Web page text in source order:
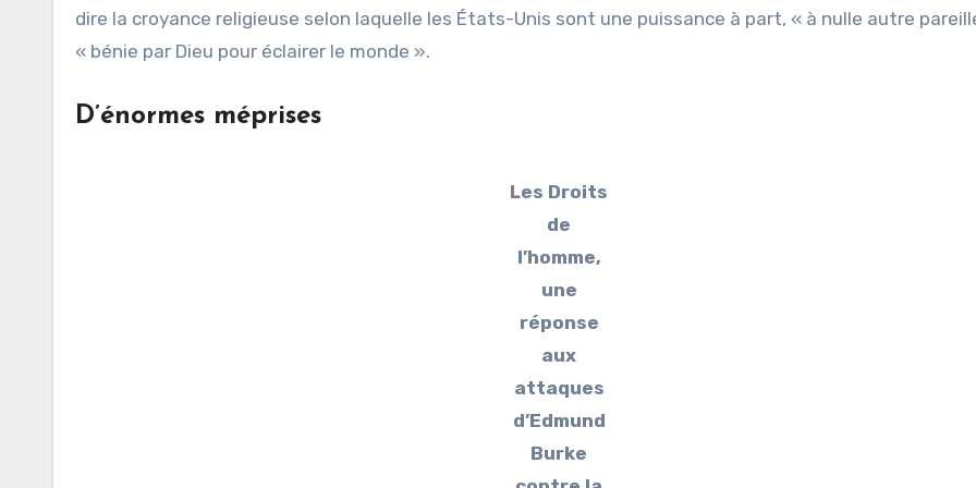
dire la croyance religieuse selon laquelle les États-Unis sont une puissance à part, « à nulle autre
« bénie par Dieu pour éclairer le monde ».
D’énormes méprises
Les Droits
de
l’homme,
une
réponse
aux
attaques
d’Edmund
Burke